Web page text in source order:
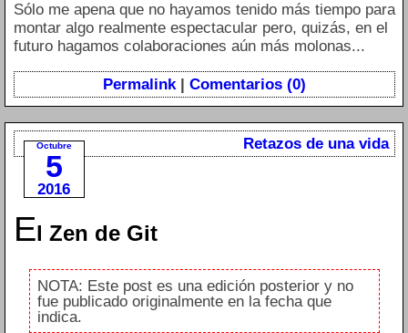
Sólo me apena que no hayamos tenido más tiempo para
montar algo realmente espectacular pero, quizás, en el
futuro hagamos colaboraciones aún más molonas...
Permalink| Comentarios (0)
Octubre
5
2016
Retazos de una vida
El Zen de Git
NOTA: Este post es una edición posterior y no
fue publicado originalmente en la fecha que
indica.